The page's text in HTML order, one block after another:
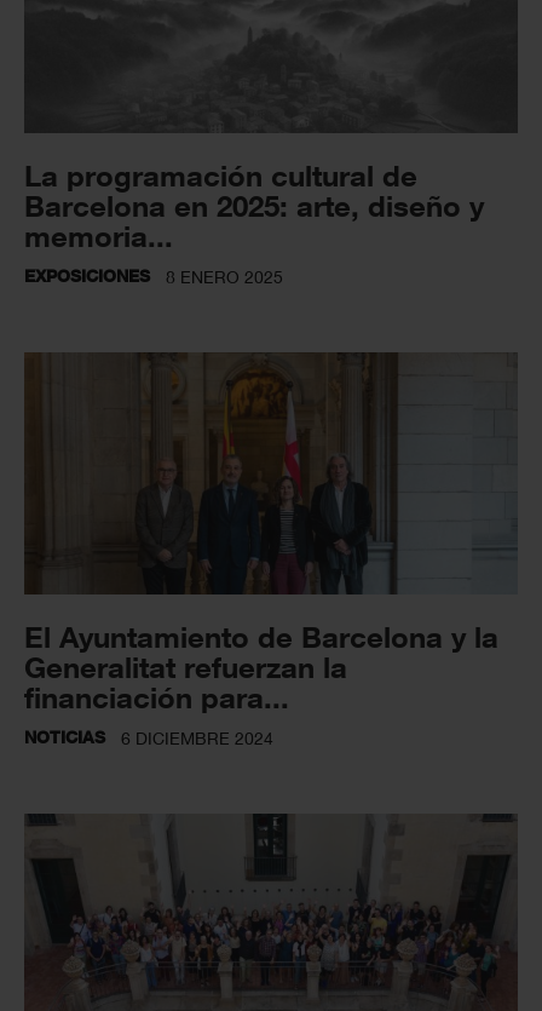
La programación cultural de
Barcelona en 2025: arte, diseño y
memoria...
EXPOSICIONES 8 ENERO 2025
El Ayuntamiento de Barcelona y la
Generalitat refuerzan la
financiación para...
NOTICIAS 6 DICIEMBRE 2024